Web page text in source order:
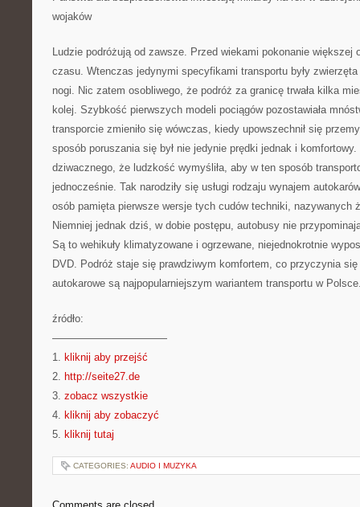
wojaków
Ludzie podróżują od zawsze. Przed wiekami pokonanie większej
czasu. Wtenczas jedynymi specyfikami transportu były
nogi. Nic zatem osobliwego, że podróż za granicę trwała kilka
kolej. Szybkość pierwszych modeli pociągów pozostawiała
transporcie zmieniło się wówczas, kiedy upowszechnił się
sposób poruszania się był nie jedynie prędki jednak i
dziwacznego, że ludzkość wymyśliła, aby w ten sposób
jednocześnie. Tak narodziły się usługi rodzaju wynajem
osób pamięta pierwsze wersje tych cudów techniki, nazywanych
Niemniej jednak dziś, w dobie postępu, autobusy nie
Są to wehikuły klimatyzowane i ogrzewane, niejednokrotnie
DVD. Podróż staje się prawdziwym komfortem, co przyczynia
autokarowe są najpopularniejszym wariantem transportu w
źródło:
———————————
1. kliknij aby przejść
2. http://seite27.de
3. zobacz wszystkie
4. kliknij aby zobaczyć
5. kliknij tutaj
CATEGORIES: AUDIO I MUZYKA